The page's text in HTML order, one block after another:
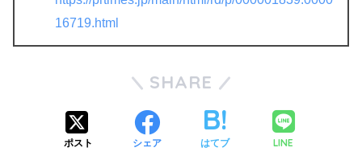
16719.html
SHARE
ポスト シェア はてブ LINE